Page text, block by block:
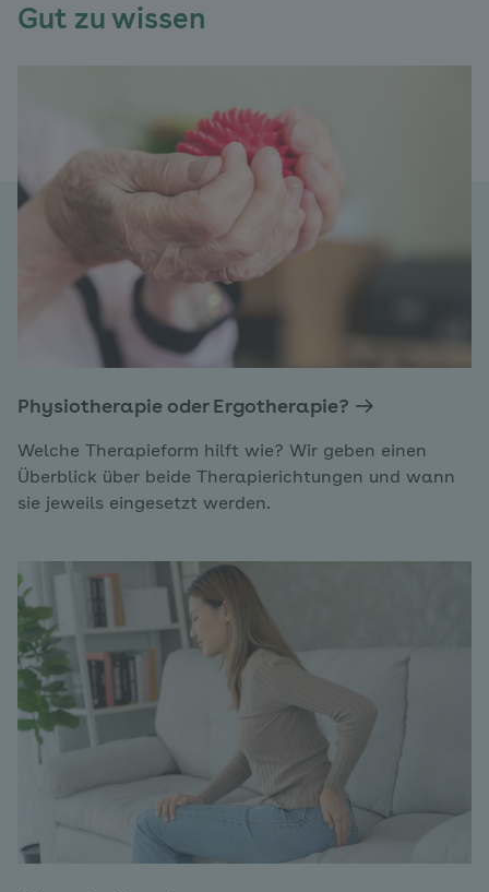
Gut zu wissen
Physiotherapie oder Ergotherapie?
Welche Therapieform hilft wie? Wir geben einen
Überblick über beide Therapierichtungen und wann
sie jeweils eingesetzt werden.